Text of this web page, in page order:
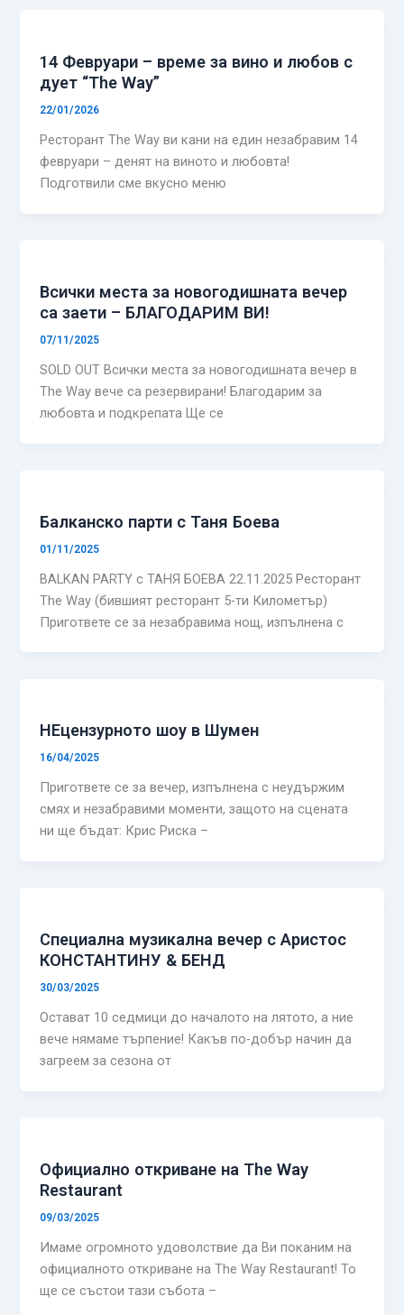
14 Февруари – време за вино и любов с
дует “The Way”
22/01/2026
Ресторант The Way ви кани на един незабравим 14
февруари – денят на виното и любовта!
Подготвили сме вкусно меню
Всички места за новогодишната вечер
са заети – БЛАГОДАРИМ ВИ!
07/11/2025
SOLD OUT Всички места за новогодишната вечер в
The Way вече са резервирани! Благодарим за
любовта и подкрепата Ще се
Балканско парти с Таня Боева
01/11/2025
BALKAN PARTY с ТАНЯ БОЕВА 22.11.2025 Ресторант
The Way (бившият ресторант 5-ти Километър)
Пригответе се за незабравима нощ, изпълнена с
НЕцензурното шоу в Шумен
16/04/2025
Пригответе се за вечер, изпълнена с неудържим
смях и незабравими моменти, защото на сцената
ни ще бъдат: Крис Риска –
Специална музикална вечер с Аристос
КОНСТАНТИНУ & БЕНД
30/03/2025
Остават 10 седмици до началото на лятото, а ние
вече нямаме търпение! Какъв по-добър начин да
загреем за сезона от
Официално откриване на The Way
Restaurant
09/03/2025
Имаме огромното удоволствие да Ви поканим на
официалното откриване на The Way Restaurant! То
ще се състои тази събота –